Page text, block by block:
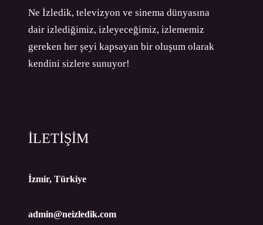
Ne İzledik, televizyon ve sinema dünyasına
dair izlediğimiz, izleyeceğimiz, izlememiz
gereken her şeyi kapsayan bir oluşum olarak
kendini sizlere sunuyor!
İLETİŞİM
İzmir, Türkiye
admin@neizledik.com